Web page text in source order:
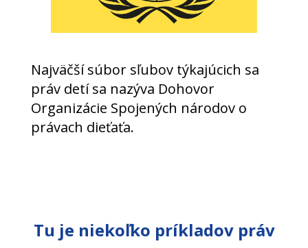
Najväčší súbor sľubov týkajúcich sa
práv detí sa nazýva Dohovor
Organizácie Spojených národov o
právach dieťaťa.
Tu je niekoľko príkladov práv